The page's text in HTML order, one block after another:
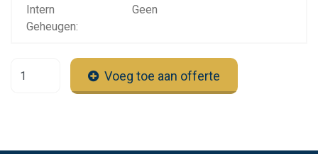
Intern
Geheugen:
Geen
Voeg toe aan offerte